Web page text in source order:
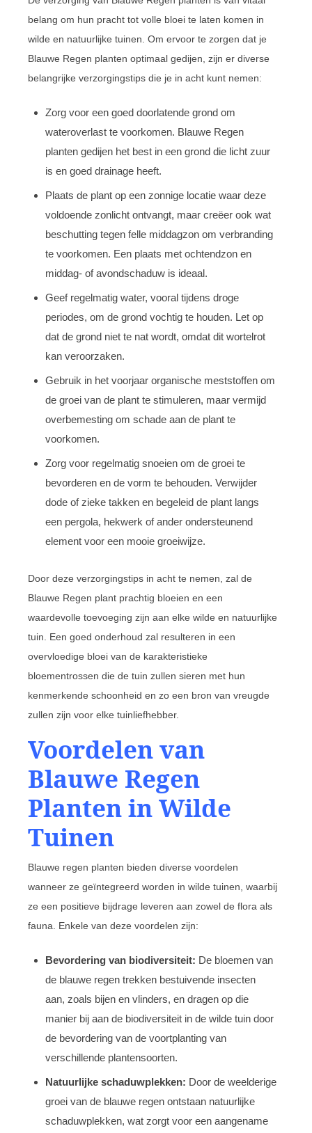
belang om hun pracht tot volle bloei te laten komen in
wilde en natuurlijke tuinen. Om ervoor te zorgen dat je
Blauwe Regen planten optimaal gedijen, zijn er diverse
belangrijke verzorgingstips die je in acht kunt nemen:
Zorg voor een goed doorlatende grond om
wateroverlast te voorkomen. Blauwe Regen
planten gedijen het best in een grond die licht zuur
is en goed drainage heeft.
Plaats de plant op een zonnige locatie waar deze
voldoende zonlicht ontvangt, maar creëer ook wat
beschutting tegen felle middagzon om verbranding
te voorkomen. Een plaats met ochtendzon en
middag- of avondschaduw is ideaal.
Geef regelmatig water, vooral tijdens droge
periodes, om de grond vochtig te houden. Let op
dat de grond niet te nat wordt, omdat dit wortelrot
kan veroorzaken.
Gebruik in het voorjaar organische meststoffen om
de groei van de plant te stimuleren, maar vermijd
overbemesting om schade aan de plant te
voorkomen.
Zorg voor regelmatig snoeien om de groei te
bevorderen en de vorm te behouden. Verwijder
dode of zieke takken en begeleid de plant langs
een pergola, hekwerk of ander ondersteunend
element voor een mooie groeiwijze.
Door deze verzorgingstips in acht te nemen, zal de
Blauwe Regen plant prachtig bloeien en een
waardevolle toevoeging zijn aan elke wilde en natuurlijke
tuin. Een goed onderhoud zal resulteren in een
overvloedige bloei van de karakteristieke
bloementrossen die de tuin zullen sieren met hun
kenmerkende schoonheid en zo een bron van vreugde
zullen zijn voor elke tuinliefhebber.
Voordelen van
Blauwe Regen
Planten in Wilde
Tuinen
Blauwe regen planten bieden diverse voordelen
wanneer ze geïntegreerd worden in wilde tuinen, waarbij
ze een positieve bijdrage leveren aan zowel de flora als
fauna. Enkele van deze voordelen zijn:
Bevordering van biodiversiteit: De bloemen van
de blauwe regen trekken bestuivende insecten
aan, zoals bijen en vlinders, en dragen op die
manier bij aan de biodiversiteit in de wilde tuin door
de bevordering van de voortplanting van
verschillende plantensoorten.
Natuurlijke schaduwplekken: Door de weelderige
groei van de blauwe regen ontstaan natuurlijke
schaduwplekken, wat zorgt voor een aangename